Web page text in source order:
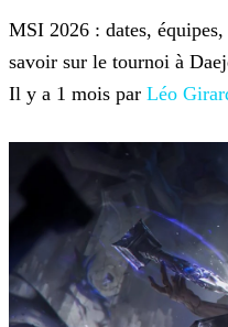
MSI 2026 : dates,
savoir sur le tournoi à
Il y a 1 mois par Léo